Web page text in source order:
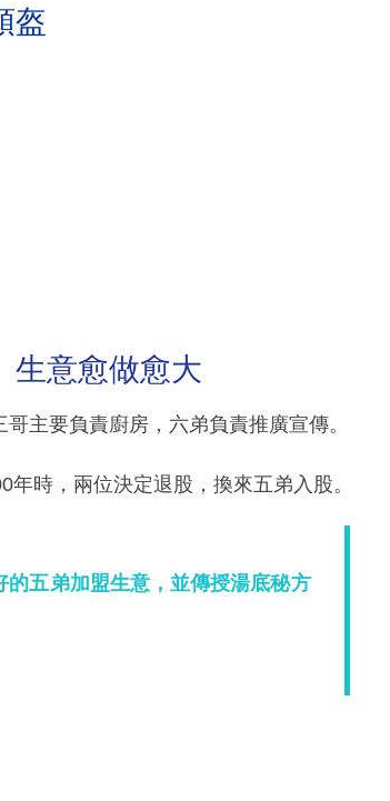
盔
生意愈做愈大
主要負責廚房，六弟負責推廣宣傳。
時，兩位決定退股，換來五弟入股。
五弟加盟生意，並傳授湯底秘方